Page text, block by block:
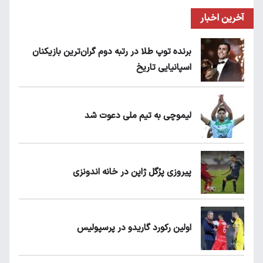
آخرین اخبار
برنده توپ طلا در رتبه دوم گران‌ترین بازیکنان
اسپانیایی تاریخ
لیموچی به تیم ملی دعوت شد
پیروزی پرُگل ژاپن در خانه اندونزی
اولین رکورد گاریدو در پرسپولیس